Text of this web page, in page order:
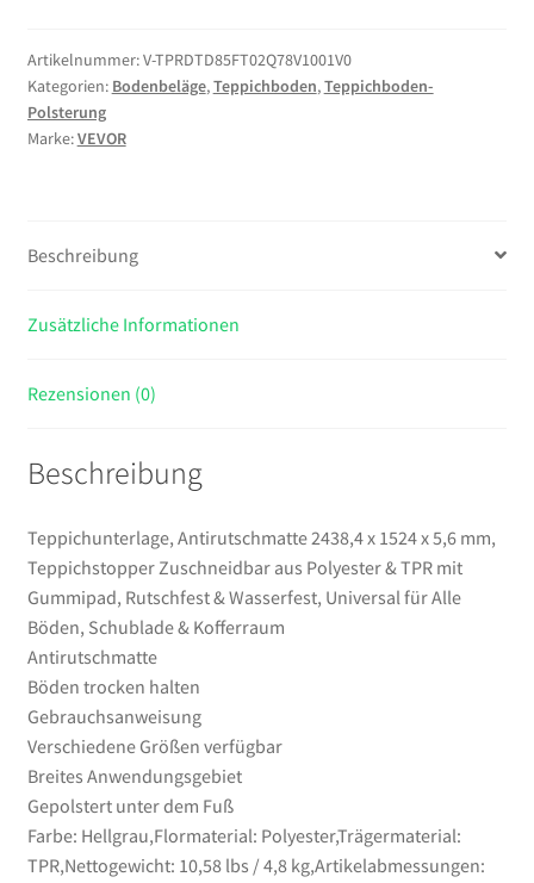
x
1524
x
5,6
aus
&
mit
&
Universal
für
Alle
Böden,
Schublade
&
Kofferraum
Menge
Artikelnummer:V-TPRDTD85FT02Q78V1001V0
Kategorien: Bodenbeläge,Teppichboden,Teppichboden-
Polsterung
Marke:VEVOR
Beschreibung
Zusätzliche Informationen
Rezensionen (0)
Beschreibung
Teppichunterlage, Antirutschmatte 2438,4 x 1524 x 5,6 mm,
Teppichstopper Zuschneidbar aus Polyester & TPR mit
Gummipad, Rutschfest & Wasserfest, Universal für Alle
Böden, Schublade & Kofferraum
Antirutschmatte
Böden trocken halten
Gebrauchsanweisung
Verschiedene Größen verfügbar
Breites Anwendungsgebiet
Gepolstert unter dem Fuß
Farbe: Hellgrau,Flormaterial: Polyester,Trägermaterial:
TPR,Nettogewicht: 10,58 lbs / 4,8 kg,Artikelabmessungen: